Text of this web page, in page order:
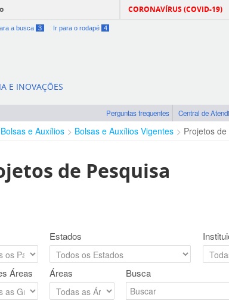
CORONAVÍRUS (COVID-19)
a busca 3 Ir para o rodapé 4
E INOVAÇÕES
Perguntas frequentes Central de
Bolsas e Auxílios Bolsas e Auxílios Vigentes Projetos
de Pesquisa
Estados
Áreas Áreas Busca